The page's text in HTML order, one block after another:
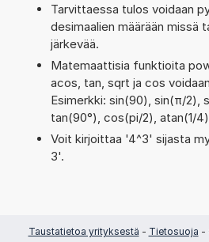
Tarvittaessa tulos voidaan
desimaalien määrään missä
järkevää.
Matemaattisia funktioita
acos, tan, sqrt ja cos
Esimerkki: sin(90), sin(π/2),
tan(90°), cos(pi/2), atan(1/
Voit kirjoittaa '4^3' sijasta
3'.
Taustatietoa yrityksestä - Tietosuoja -